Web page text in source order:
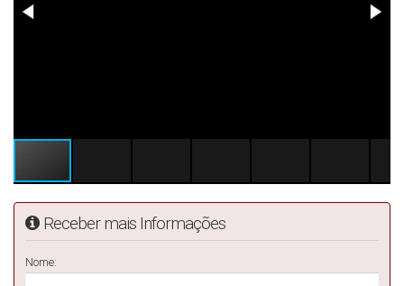
Receber mais Informações
Nome: